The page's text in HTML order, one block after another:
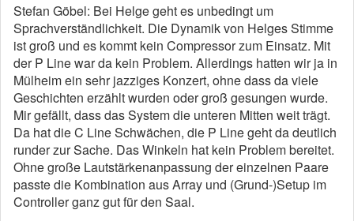
Stefan Göbel: Bei Helge geht es unbedingt um
Sprachverständlichkeit. Die Dynamik von Helges Stimme
ist groß und es kommt kein Compressor zum Einsatz. Mit
der P Line war da kein Problem. Allerdings hatten wir ja in
Mülheim ein sehr jazziges Konzert, ohne dass da viele
Geschichten erzählt wurden oder groß gesungen wurde.
Mir gefällt, dass das System die unteren Mitten weit trägt.
Da hat die C Line Schwächen, die P Line geht da deutlich
runder zur Sache. Das Winkeln hat kein Problem bereitet.
Ohne große Lautstärkenanpassung der einzelnen Paare
passte die Kombination aus Array und (Grund-)Setup im
Controller ganz gut für den Saal.